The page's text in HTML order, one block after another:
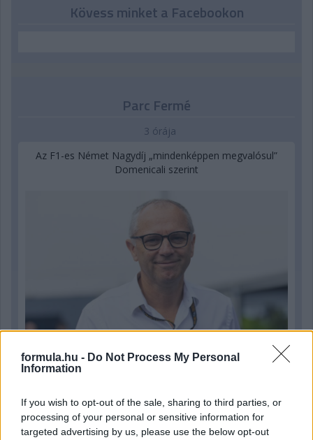
formula.hu - Do Not Process My Personal
Information
If you wish to opt-out of the sale, sharing to third parties, or
processing of your personal or sensitive information for
targeted advertising by us, please use the below opt-out
Kövess minket a Facebookon
Parc Fermé
3 órája
Az F1-es Német Nagydíj „mindenképpen megvalósul”
Domenicali szerint
„Jó látni, hogy közel az álom” – Camara az F1-es
pletykákról